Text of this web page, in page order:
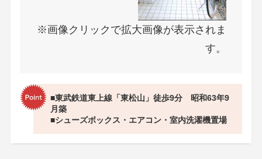
※画像クリックで拡大画像が表示されま
す。
■東武鉄道東上線「東松山」徒歩9分 昭和63年9
月築
■シューズボックス・エアコン・室内洗濯機置場